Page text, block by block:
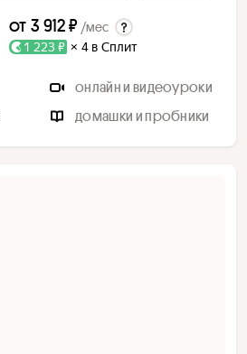
от 3 912 ₽ /мес
1 223 ₽ × 4 в Сплит
онлайн и видеоуроки
домашки и пробники